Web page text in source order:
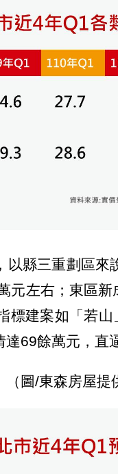
以縣三重劃區
元左右；東區
標建案如「若
69餘萬元，直
圖/東森房屋提